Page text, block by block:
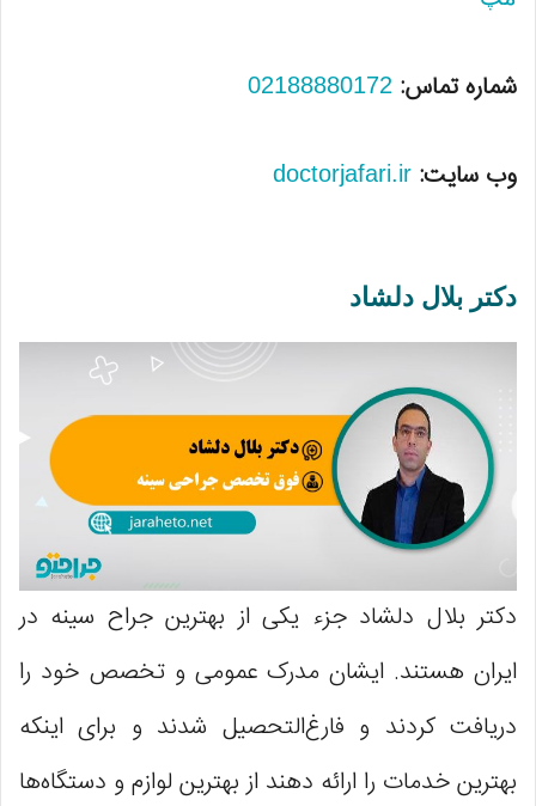
شماره تماس: 02188880172
وب سایت: doctorjafari.ir
دکتر بلال دلشاد
دکتر بلال دلشاد جزء یکی از بهترین جراح سینه در
ایران هستند. ایشان مدرک عمومی و تخصص خود را
دریافت کردند و فارغ‌التحصیل شدند و برای اینکه
بهترین خدمات را ارائه دهند از بهترین لوازم و دستگاه‌ها